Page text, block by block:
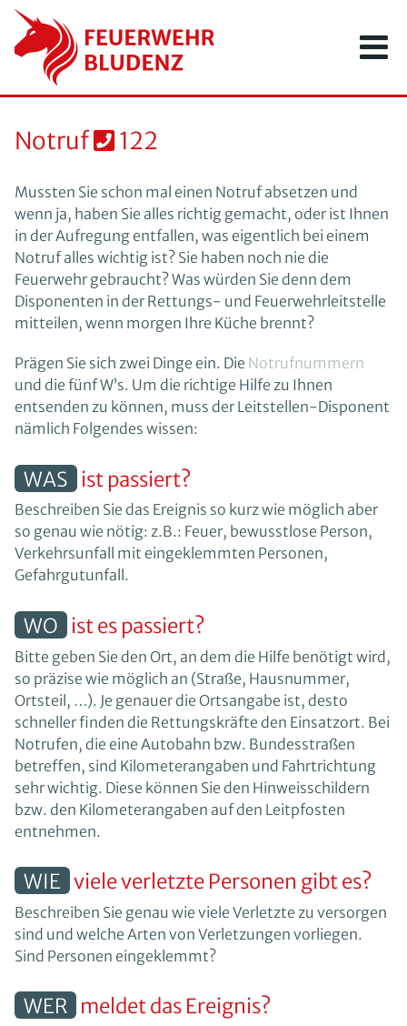
Zum
Inhalt
springen
Notruf 122
Mussten Sie schon mal einen Notruf absetzen und
wenn ja, haben Sie alles richtig gemacht, oder ist Ihnen
in der Aufregung entfallen, was eigentlich bei einem
Notruf alles wichtig ist? Sie haben noch nie die
Feuerwehr gebraucht? Was würden Sie denn dem
Disponenten in der Rettungs- und Feuerwehrleitstelle
mitteilen, wenn morgen Ihre Küche brennt?
Prägen Sie sich zwei Dinge ein. Die Notrufnummern
und die fünf W’s. Um die richtige Hilfe zu Ihnen
entsenden zu können, muss der Leitstellen-Disponent
nämlich Folgendes wissen:
WAS ist passiert?
Beschreiben Sie das Ereignis so kurz wie möglich aber
so genau wie nötig: z.B.: Feuer, bewusstlose Person,
Verkehrsunfall mit eingeklemmten Personen,
Gefahrgutunfall.
WO ist es passiert?
Bitte geben Sie den Ort, an dem die Hilfe benötigt wird,
so präzise wie möglich an (Straße, Hausnummer,
Ortsteil, …). Je genauer die Ortsangabe ist, desto
schneller finden die Rettungskräfte den Einsatzort. Bei
Notrufen, die eine Autobahn bzw. Bundesstraßen
betreffen, sind Kilometerangaben und Fahrtrichtung
sehr wichtig. Diese können Sie den Hinweisschildern
bzw. den Kilometerangaben auf den Leitpfosten
entnehmen.
WIE viele verletzte Personen gibt es?
Beschreiben Sie genau wie viele Verletzte zu versorgen
sind und welche Arten von Verletzungen vorliegen.
Sind Personen eingeklemmt?
WER meldet das Ereignis?